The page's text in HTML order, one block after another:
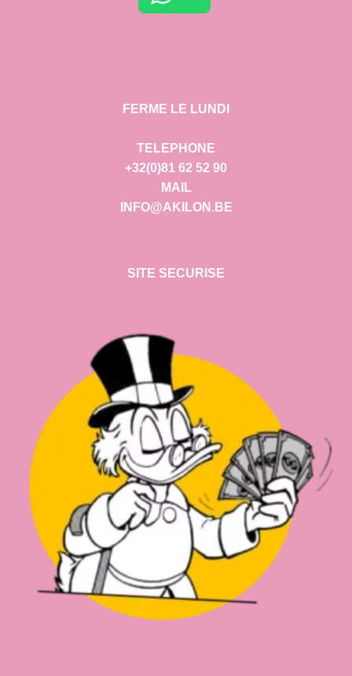
FERME LE LUNDI
TELEPHONE
+32(0)81 62 52 90
MAIL
INFO@AKILON.BE
SITE SECURISE